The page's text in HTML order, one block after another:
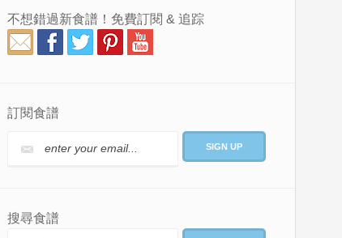
不想錯過新食譜！免費訂閱 & 追踪
訂閱食譜
搜尋食譜